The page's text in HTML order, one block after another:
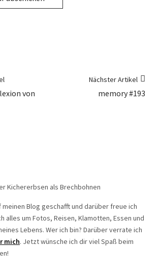
von
Nächster Artikel
memory #193
Kichererbsen als Brechbohnen
meinen Blog geschafft und darüber freue ich
alles um Fotos, Reisen, Klamotten, Essen und
Lebens. Wer ich bin? Darüber verrate ich
mich. Jetzt wünsche ich dir viel Spaß beim